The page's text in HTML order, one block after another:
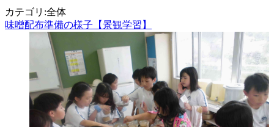
カテゴリ:全体
味噌配布準備の様子【景観学習】